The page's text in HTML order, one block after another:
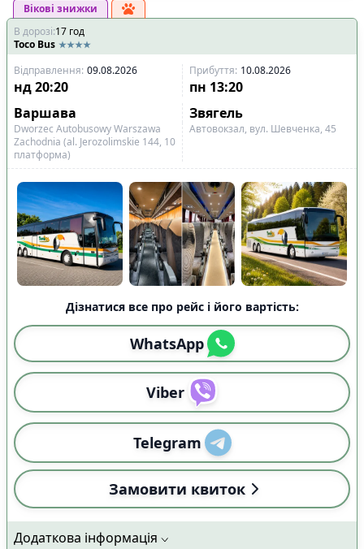
Вікові знижки
В дорозі:17 год
Toco Bus
Відправлення: 09.08.2026 Прибуття: 10.08.2026
нд20:20 пн 13:20
Варшава
Звягель
Dworzec Autobusowy Warszawa
Zachodnia (al. Jerozolimskie 144, 10
платформа)
Автовокзал, вул. Шевченка, 45
Дізнатися все про рейс і його вартість:
WhatsApp
Viber
Telegram
Замовити квиток
Додаткова інформація